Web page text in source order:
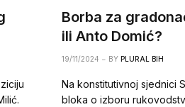
Borba za
ili Anto Domić?
19/11/2024 BY PLURAL BIH
Na konstitutivnoj sjednici
bloka o izboru